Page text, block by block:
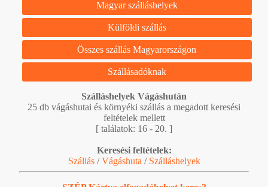
Magyar szálláshelyek
Külföldi szállás
Összes szállás Magyarországon
Szállásadóknak
Szálláshelyek Vágáshután
25 db vágáshutai és környéki szállás a megadott keresési
feltételek mellett
[ találatok: 16 - 20. ]
Keresési feltételek:
Szállás/Vágáshuta / Szálláshelyek